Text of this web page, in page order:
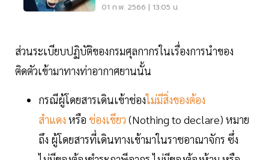
ทำลาย
01 ก.พ. 2566 | 13:05 น.
ส่วนระเบียบปฏิบัติของกรมศุลกากรในเรื่องการนำของ
ติดตัวเข้ามาทางท่าอากาศยานนั้น
กรณีผู้โดยสารเดินเข้าช่องไม่มีสิ่งของต้อง
สำแดง หรือ ช่องเขียว (Nothing to declare) หมาย
ถึง ผู้โดยสารที่เดินทางเข้ามาในราชอาณาจักร ซึ่ง